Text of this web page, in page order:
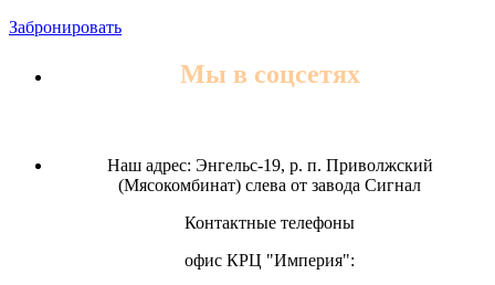
Забронировать
Мы в соцсетях
Наш адрес: Энгельс-19, р. п. Приволжский
(Мясокомбинат) слева от завода Сигнал
Контактные телефоны
офис КРЦ "Империя":